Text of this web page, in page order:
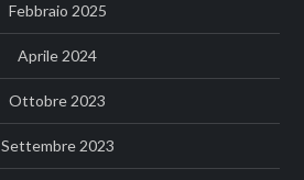
Febbraio 2025
Aprile 2024
Ottobre 2023
Settembre 2023